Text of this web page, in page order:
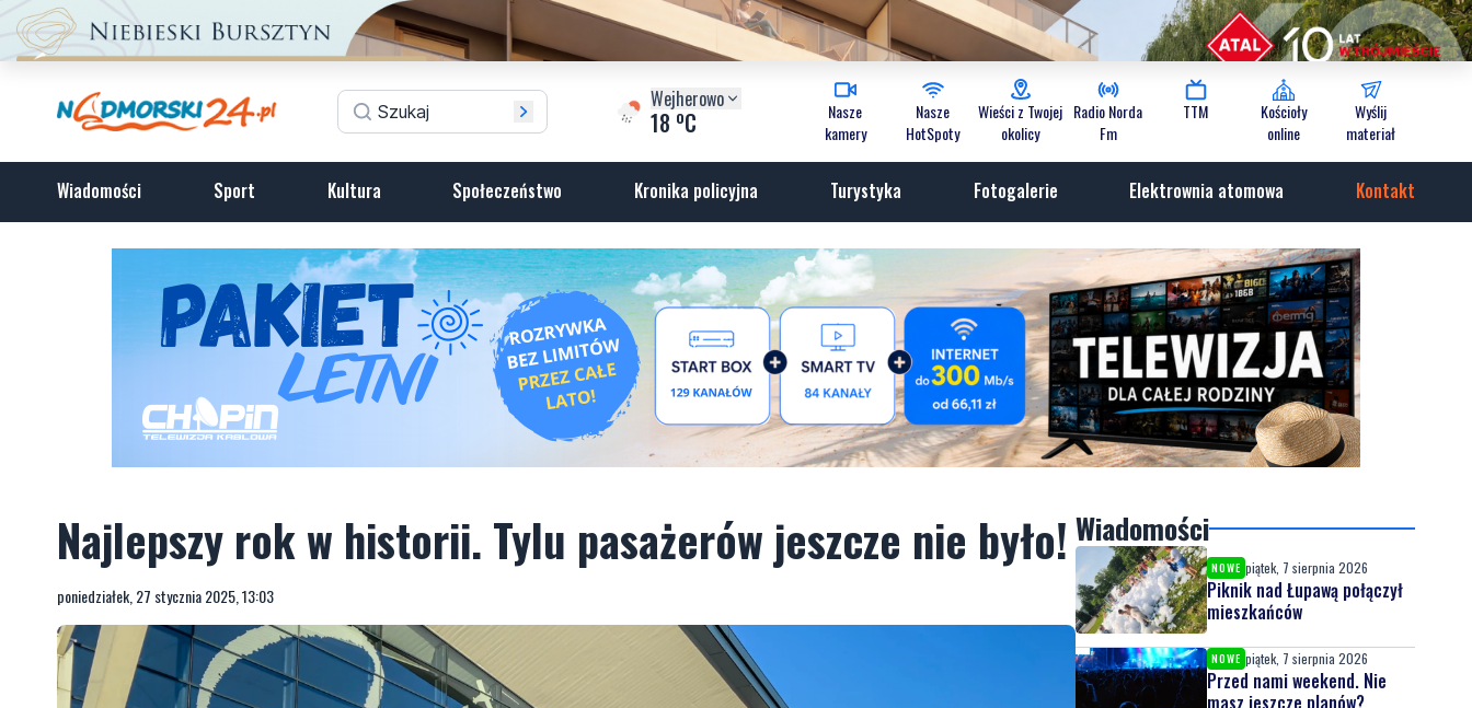
Wejherowo
18 oC
Nasze
kamery
Nasze
HotSpoty
Wieści z Twojej
okolicy
Radio Norda
Fm
TTM
Kościoły
online
Wyślij
materiał
Wiadomości Sport Kultura Społeczeństwo Kronika policyjna Turystyka Fotogalerie Elektrownia atomowa Kontakt
Najlepszy rok w historii. Tylu pasażerów jeszcze nie było!
poniedziałek, 27 stycznia 2025, 13:03
Wiadomości
NOWE piątek, 7 sierpnia 2026
Piknik nad Łupawą połączył
mieszkańców
NOWE piątek, 7 sierpnia 2026
Przed nami weekend. Nie
masz jeszcze planów?